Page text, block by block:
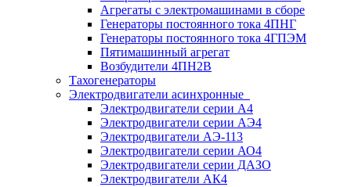
Агрегаты с электромашинами в сборе
Генераторы постоянного тока 4ПНГ
Генераторы постоянного тока 4ГПЭМ
Пятимашинный агрегат
Возбудители 4ПН2В
Тахогенераторы
Электродвигатели асинхронные
Электродвигатели серии А4
Электродвигатели серии АЭ4
Электродвигатели АЭ-113
Электродвигатели серии АО4
Электродвигатели серии ДАЗО
Электродвигатели АК4